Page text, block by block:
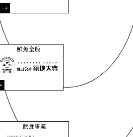
鮮魚全般
株式会社築地大豊
飲食事業
株式会社SURF&TURF